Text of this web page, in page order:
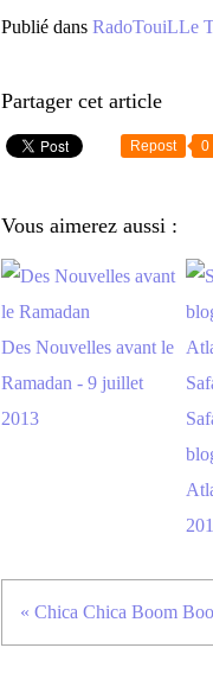
Publié dans RadoTouiLLe
Partager cet article
Repost 0
Vous aimerez aussi :
Des Nouvelles avant le
Ramadan - 9 juillet
2013
« Chica Chica Boom